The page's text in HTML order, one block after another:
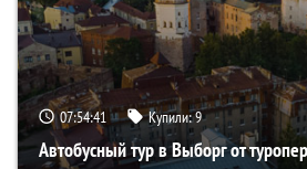
07:54:40 Купили:9
Автобусный тур в Выборг от